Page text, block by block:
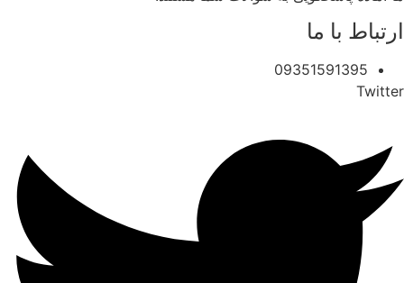
ارتباط با ما
09351591395
Twitter